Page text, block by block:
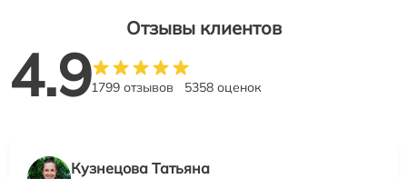
Отзывы клиентов
4.91799 отзывов 5358 оценок
Кузнецова Татьяна